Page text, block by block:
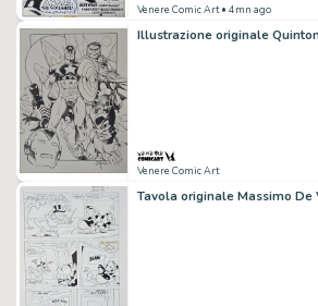
Venere Comic Art• 4mn ago
Venere Comic Art